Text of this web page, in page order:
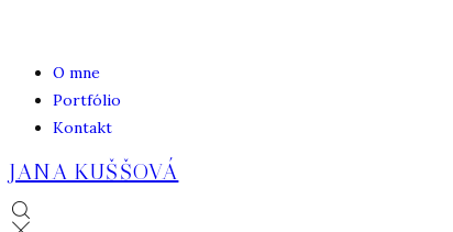
O mne
Portfólio
Kontakt
JANA KUŠŠOVÁ